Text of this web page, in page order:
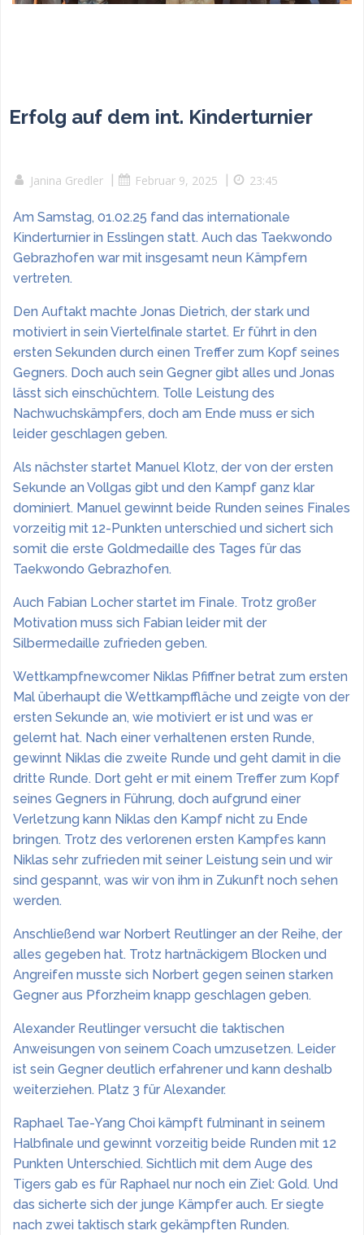
Erfolg auf dem int. Kinderturnier
Janina Gredler Februar 9, 2025 23:45
Am Samstag, 01.02.25 fand das internationale
Kinderturnier in Esslingen statt. Auch das Taekwondo
Gebrazhofen war mit insgesamt neun Kämpfern
vertreten.
Den Auftakt machte Jonas Dietrich, der stark und
motiviert in sein Viertelfinale startet. Er führt in den
ersten Sekunden durch einen Treffer zum Kopf seines
Gegners. Doch auch sein Gegner gibt alles und Jonas
lässt sich einschüchtern. Tolle Leistung des
Nachwuchskämpfers, doch am Ende muss er sich
leider geschlagen geben.
Als nächster startet Manuel Klotz, der von der ersten
Sekunde an Vollgas gibt und den Kampf ganz klar
dominiert. Manuel gewinnt beide Runden seines Finales
vorzeitig mit 12-Punkten unterschied und sichert sich
somit die erste Goldmedaille des Tages für das
Taekwondo Gebrazhofen.
Auch Fabian Locher startet im Finale. Trotz großer
Motivation muss sich Fabian leider mit der
Silbermedaille zufrieden geben.
Wettkampfnewcomer Niklas Pfiffner betrat zum ersten
Mal überhaupt die Wettkampffläche und zeigte von der
ersten Sekunde an, wie motiviert er ist und was er
gelernt hat. Nach einer verhaltenen ersten Runde,
gewinnt Niklas die zweite Runde und geht damit in die
dritte Runde. Dort geht er mit einem Treffer zum Kopf
seines Gegners in Führung, doch aufgrund einer
Verletzung kann Niklas den Kampf nicht zu Ende
bringen. Trotz des verlorenen ersten Kampfes kann
Niklas sehr zufrieden mit seiner Leistung sein und wir
sind gespannt, was wir von ihm in Zukunft noch sehen
werden.
Anschließend war Norbert Reutlinger an der Reihe, der
alles gegeben hat. Trotz hartnäckigem Blocken und
Angreifen musste sich Norbert gegen seinen starken
Gegner aus Pforzheim knapp geschlagen geben.
Alexander Reutlinger versucht die taktischen
Anweisungen von seinem Coach umzusetzen. Leider
ist sein Gegner deutlich erfahrener und kann deshalb
weiterziehen. Platz 3 für Alexander.
Raphael Tae-Yang Choi kämpft fulminant in seinem
Halbfinale und gewinnt vorzeitig beide Runden mit 12
Punkten Unterschied. Sichtlich mit dem Auge des
Tigers gab es für Raphael nur noch ein Ziel: Gold. Und
das sicherte sich der junge Kämpfer auch. Er siegte
nach zwei taktisch stark gekämpften Runden.